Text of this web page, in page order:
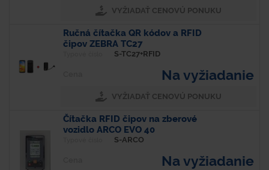
VYŽIADAŤ CENOVÚ PONUKU
Ručná čítačka QR kódov a RFID
čipov ZEBRA TC27
S-TC27+RFID
Na vyžiadanie
VYŽIADAŤ CENOVÚ PONUKU
Čítačka RFID čipov na zberové
vozidlo ARCO EVO 40
S-ARCO
Na vyžiadanie